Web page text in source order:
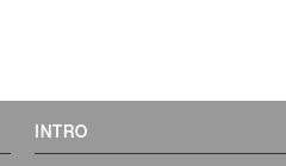
INTRO